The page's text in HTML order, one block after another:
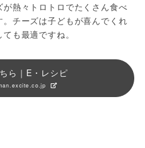
熱々トロトロでたくさん食べ
チーズは子どもが喜んでくれ
も最適ですね。
ら｜E・レシピ